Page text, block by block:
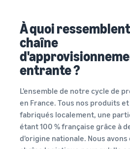
À quoi
chaîne
entrante ?
L'ensemble de notre cycle de
en France. Tous nos produits
fabriqués localement, une
étant 100 % française grâce à
d'origine nationale. Nous